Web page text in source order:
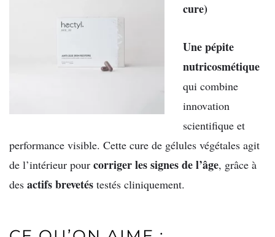
cure)
Une pépite
nutricosmétique
qui combine
innovation
scientifique et
performance visible. Cette cure de gélules végétales agit
de l’intérieur pour corriger les signes de l’âge, grâce à
des actifs brevetés testés cliniquement.